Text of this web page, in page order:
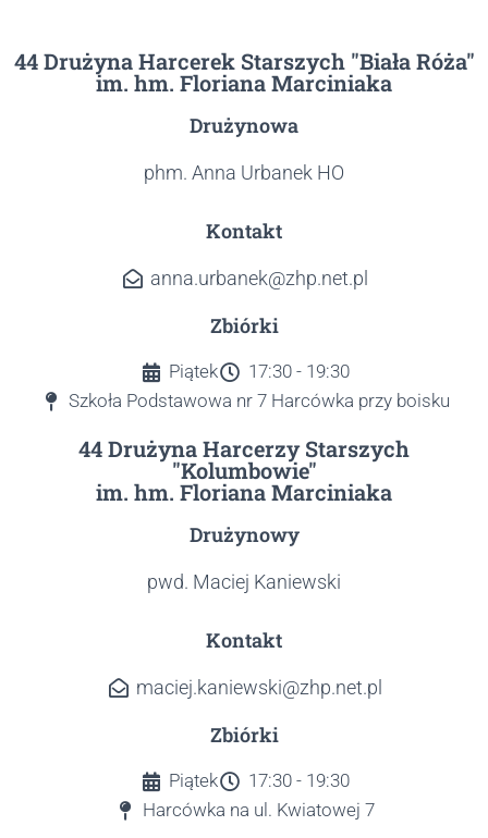
44 Drużyna Harcerek Starszych "Biała Róża"
im. hm. Floriana Marciniaka
Drużynowa
phm. Anna Urbanek HO
Kontakt
anna.urbanek@zhp.net.pl
Zbiórki
Piątek
17:30 - 19:30
Szkoła Podstawowa nr 7 Harcówka przy boisku
44 Drużyna Harcerzy Starszych
"Kolumbowie"
im. hm. Floriana Marciniaka
Drużynowy
pwd. Maciej Kaniewski
Kontakt
maciej.kaniewski@zhp.net.pl
Zbiórki
Piątek
17:30 - 19:30
Harcówka na ul. Kwiatowej 7